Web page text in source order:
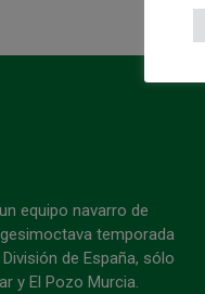
equipo navarro de
temporada
de España, sólo
y El Pozo Murcia.